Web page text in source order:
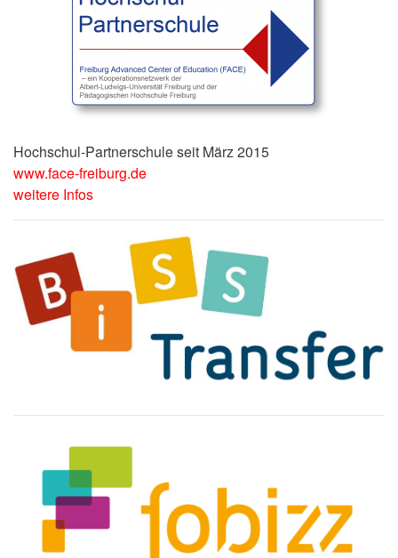
Hochschul-Partnerschule seit März 2015
www.face-freiburg.de
weitere Infos